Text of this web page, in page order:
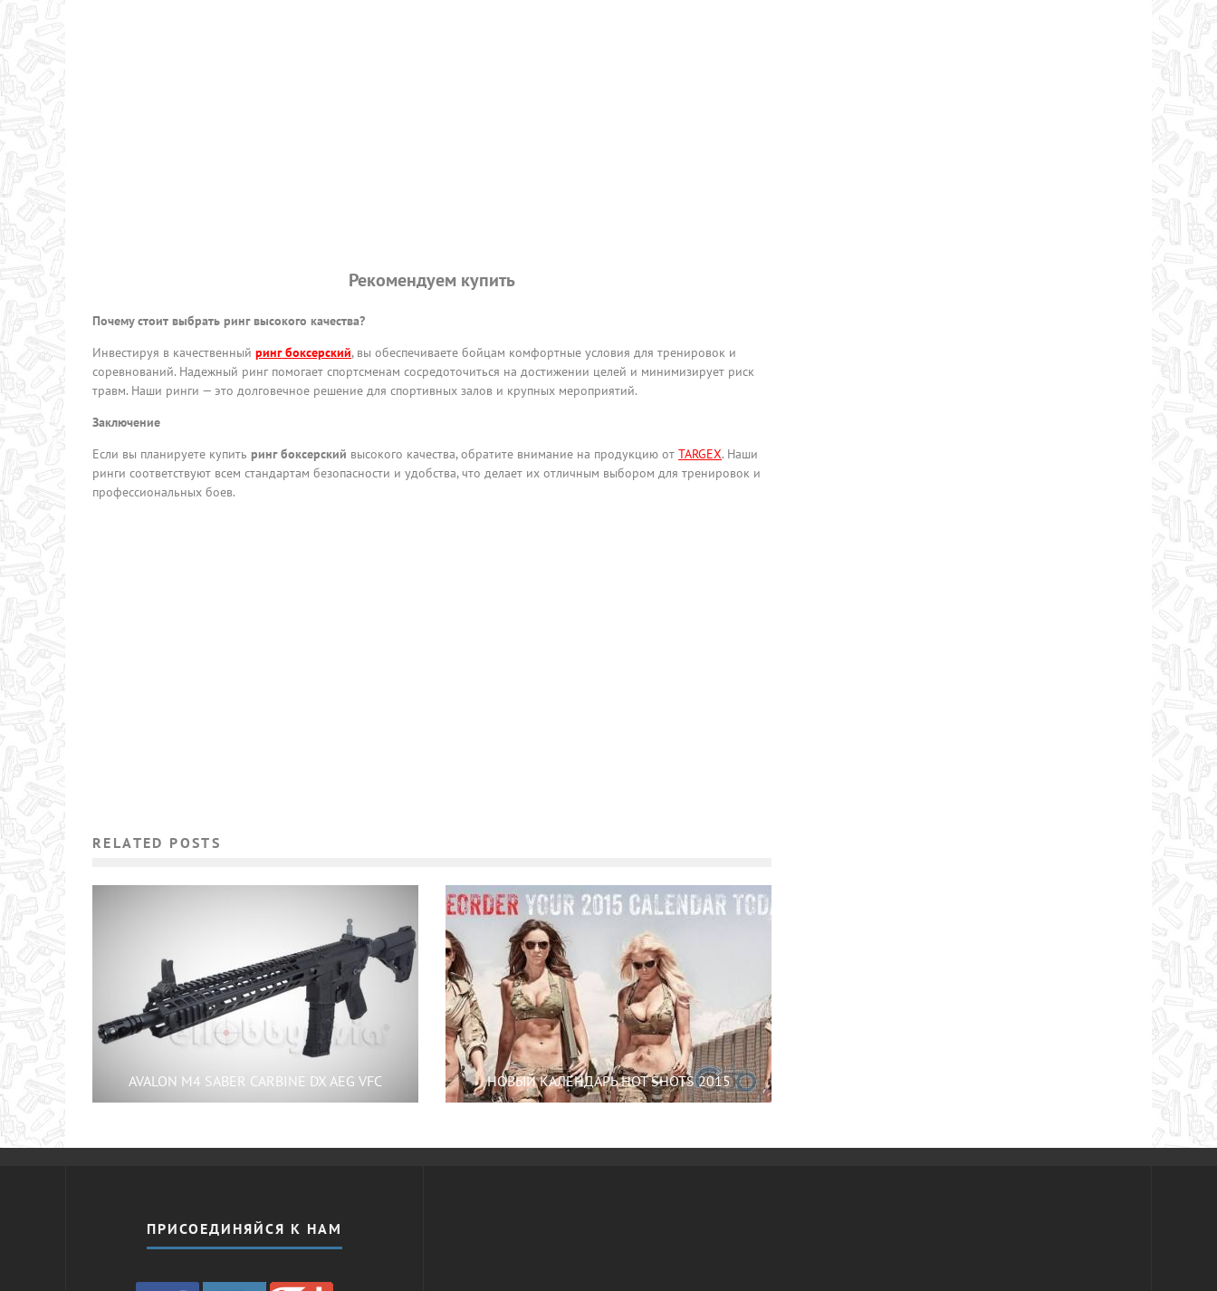
Рекомендуем купить
Почему стоит выбрать ринг высокого качества?
Инвестируя в качественный ринг боксерский, вы обеспечиваете бойцам комфортные условия для тренировок и
соревнований. Надежный ринг помогает спортсменам сосредоточиться на достижении целей и минимизирует риск
травм. Наши ринги — это долговечное решение для спортивных залов и крупных мероприятий.
Заключение
Если вы планируете купить ринг боксерский высокого качества, обратите внимание на продукцию от TARGEX. Наши
ринги соответствуют всем стандартам безопасности и удобства, что делает их отличным выбором для тренировок и
профессиональных боев.
RELATED POSTS
AVALON M4 SABER CARBINE DX AEG VFC НОВЫЙ КАЛЕНДАРЬ HOT SHOTS 2015
ПРИСОЕДИНЯЙСЯ К НАМ